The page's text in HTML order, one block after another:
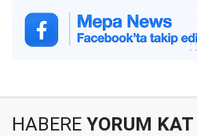
HABERE YORUM KAT